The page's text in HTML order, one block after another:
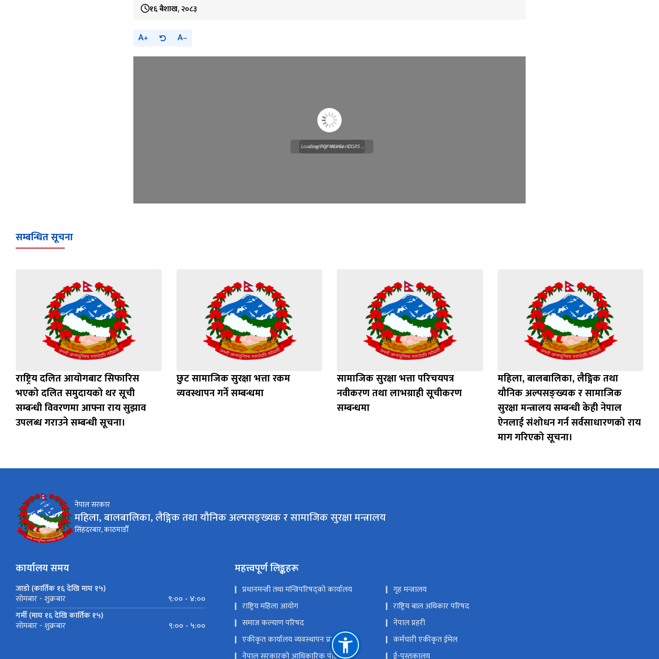
१६ बैशाख, २०८३
A A
Loading WEBGL 3D ...
Loading PDF Worker CORS ...
सम्बन्धित सूचना
राष्ट्रिय दलित आयोगबाट सिफारिस
भएको दलित समुदायको थर सूची
सम्बन्धी विवरणमा आफ्ना राय सुझाव
उपलब्ध गराउने सम्बन्धी सूचना।
छुट सामाजिक सुरक्षा भत्ता रकम
व्यवस्थापन गर्ने सम्बन्धमा
सामाजिक सुरक्षा भत्ता परिचयपत्र
नवीकरण तथा लाभग्राही सूचीकरण
सम्बन्धमा
महिला, बालबालिका, लैङ्गिक तथा
यौनिक अल्पसङ्ख्यक र सामाजिक
सुरक्षा मन्त्रालय सम्बन्धी केही नेपाल
ऐनलाई संशोधन गर्न सर्वसाधारणको राय
माग गरिएको सूचना।
नेपाल सरकार
महिला, बालबालिका, लैङ्गिक तथा यौनिक अल्पसङ्ख्यक र सामाजिक सुरक्षा मन्त्रालय
सिंहदरबार, काठमाडौँ
कार्यालय समय
जाडो (कार्तिक १६ देखि माघ १५)
सोमबार - शुक्रबार
९:०० - ४:००
गर्मी (माघ १६ देखि कार्तिक १५)
सोमबार - शुक्रबार ९:०० - ५:००
महत्त्वपूर्ण लिङ्कहरू
प्रधानमन्त्री तथा मन्त्रिपरिषद्को कार्यालय
गृह मन्त्रालय
राष्ट्रिय महिला आयोग
राष्ट्रिय बाल अधिकार परिषद
समाज कल्याण परिषद
नेपाल प्रहरी
एकीकृत कार्यालय व्यवस्थापन प्रणाली
कर्मचारी एकीकृत ईमेल
नेपाल सरकारको आधिकारिक पोर्टल
ई-पुस्तकालय